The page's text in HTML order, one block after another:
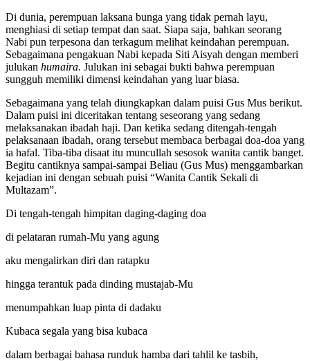
Di dunia, perempuan laksana bunga yang tidak pernah layu,
menghiasi di setiap tempat dan saat. Siapa saja, bahkan seorang
Nabi pun terpesona dan terkagum melihat keindahan perempuan.
Sebagaimana pengakuan Nabi kepada Siti Aisyah dengan memberi
julukan humaira. Julukan ini sebagai bukti bahwa perempuan
sungguh memiliki dimensi keindahan yang luar biasa.
Sebagaimana yang telah diungkapkan dalam puisi Gus Mus berikut.
Dalam puisi ini diceritakan tentang seseorang yang sedang
melaksanakan ibadah haji. Dan ketika sedang ditengah-tengah
pelaksanaan ibadah, orang tersebut membaca berbagai doa-doa yang
ia hafal. Tiba-tiba disaat itu muncullah sesosok wanita cantik banget.
Begitu cantiknya sampai-sampai Beliau (Gus Mus) menggambarkan
kejadian ini dengan sebuah puisi “Wanita Cantik Sekali di
Multazam”.
Di tengah-tengah himpitan daging-daging doa
di pelataran rumah-Mu yang agung
aku mengalirkan diri dan ratapku
hingga terantuk pada dinding mustajab-Mu
menumpahkan luap pinta di dadaku
Kubaca segala yang bisa kubaca
dalam berbagai bahasa runduk hamba dari tahlil ke tasbih,